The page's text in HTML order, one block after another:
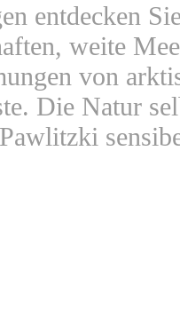
entdecken
weite
von
Die Natur